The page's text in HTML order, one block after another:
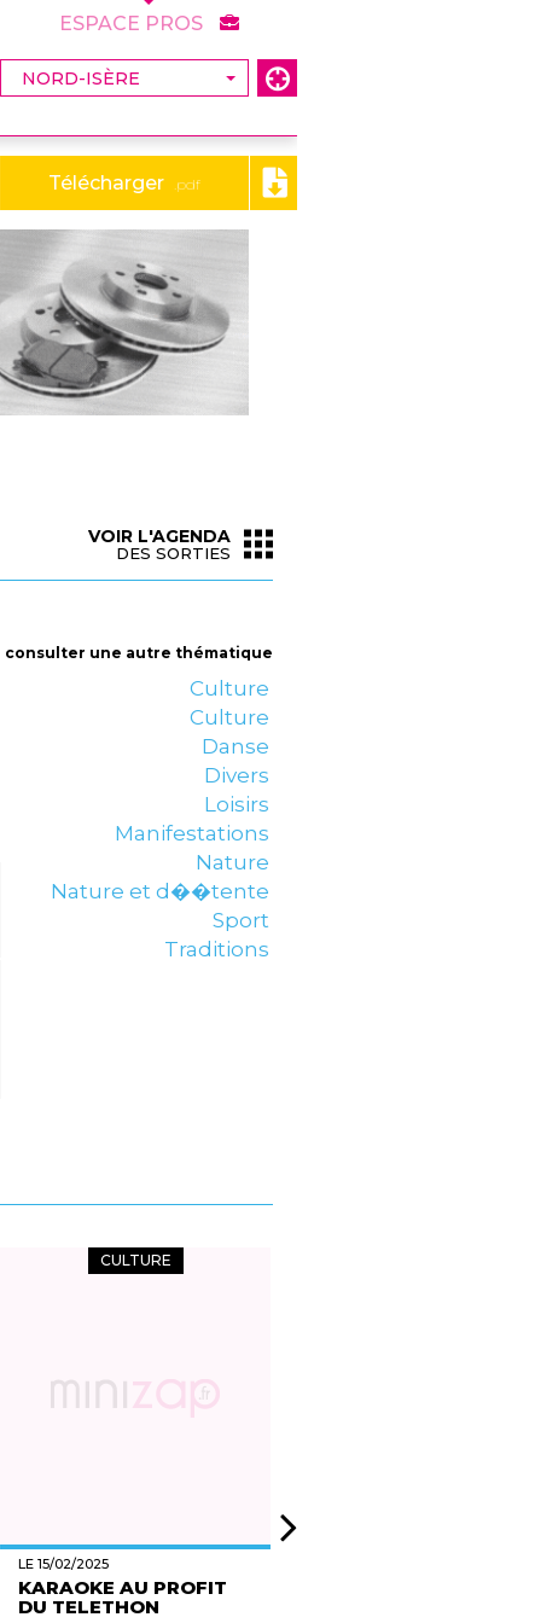
Télécharger .pdf
ESPACE PROS
VOIR L'AGENDA
DES SORTIES
consulter une autre thématique
Culture
Culture
Danse
Divers
Loisirs
Manifestations
Nature
Nature et d��tente
Sport
Traditions
CULTURE
LE 15/02/2025
KARAOKE AU PROFIT
DU TELETHON